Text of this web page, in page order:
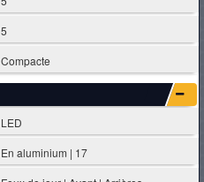
5
Compacte
LED
En aluminium | 17